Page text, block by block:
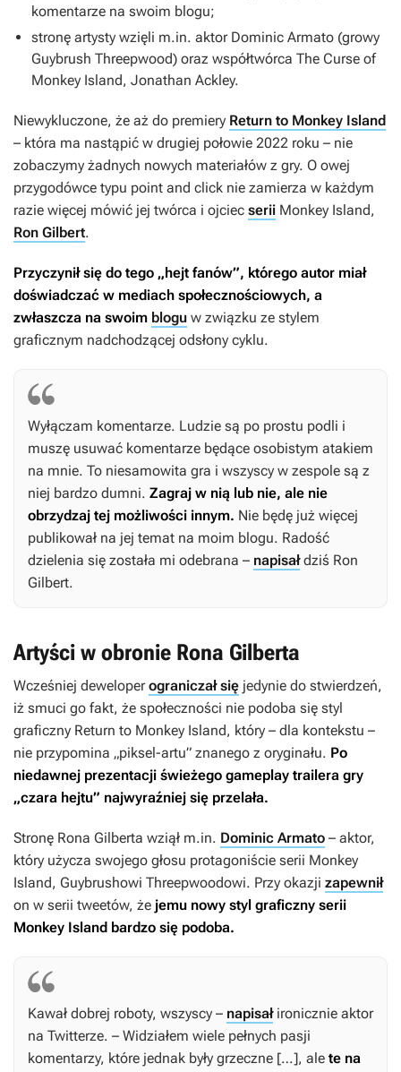
komentarze na swoim blogu;
stronę artysty wzięli m.in. aktor Dominic Armato (growy
Guybrush Threepwood) oraz współtwórca The Curse of
Monkey Island, Jonathan Ackley.
Niewykluczone, że aż do premiery Return to Monkey Island
– która ma nastąpić w drugiej połowie 2022 roku – nie
zobaczymy żadnych nowych materiałów z gry. O owej
przygodówce typu point and click nie zamierza w każdym
razie więcej mówić jej twórca i ojciec serii Monkey Island,
Ron Gilbert.
Przyczynił się do tego „hejt fanów”, którego autor miał
doświadczać w mediach społecznościowych, a
zwłaszcza na swoim blogu w związku ze stylem
graficznym nadchodzącej odsłony cyklu.
Wyłączam komentarze. Ludzie są po prostu podli i
muszę usuwać komentarze będące osobistym atakiem
na mnie. To niesamowita gra i wszyscy w zespole są z
niej bardzo dumni. Zagraj w nią lub nie, ale nie
obrzydzaj tej możliwości innym. Nie będę już więcej
publikował na jej temat na moim blogu. Radość
dzielenia się została mi odebrana – napisałdziś Ron
Gilbert.
Artyści w obronie Rona Gilberta
Wcześniej deweloperograniczał się jedynie do stwierdzeń,
iż smuci go fakt, że społeczności nie podoba się styl
graficzny Return to Monkey Island, który – dla kontekstu –
nie przypomina „piksel-artu” znanego z oryginału. Po
niedawnej prezentacji świeżego gameplay trailera gry
„czara hejtu” najwyraźniej się przelała.
Stronę Rona Gilberta wziął m.in. Dominic Armato – aktor,
który użycza swojego głosu protagoniście serii Monkey
Island, Guybrushowi Threepwoodowi. Przy okazji zapewnił
on w serii tweetów, że jemu nowy styl graficzny serii
Monkey Island bardzo się podoba.
Kawał dobrej roboty, wszyscy – napisałironicznie aktor
na Twitterze. – Widziałem wiele pełnych pasji
komentarzy, które jednak były grzeczne […], ale te na